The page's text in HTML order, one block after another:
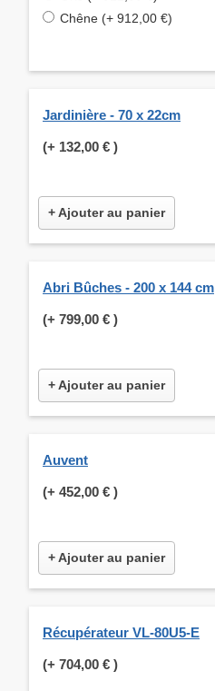
Chêne (+ 912,00 €)
Jardinière - 70 x 22cm
(+ 132,00 € )
+ Ajouter au panier
Abri Bûches - 200 x 144 cm
(+ 799,00 € )
+ Ajouter au panier
Auvent
(+ 452,00 € )
+ Ajouter au panier
Récupérateur VL-80U5-E
(+ 704,00 € )